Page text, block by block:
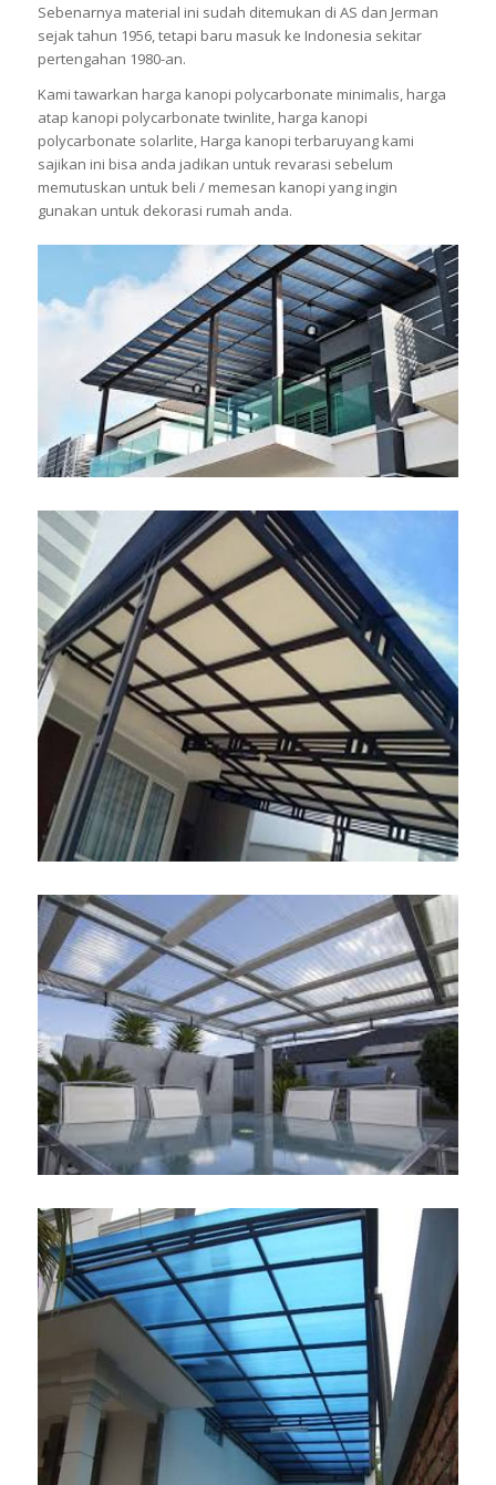
Sebenarnya material ini sudah ditemukan di AS dan Jerman
sejak tahun 1956, tetapi baru masuk ke Indonesia sekitar
pertengahan 1980-an.
Kami tawarkan harga kanopi polycarbonate minimalis, harga
atap kanopi polycarbonate twinlite, harga kanopi
polycarbonate solarlite, Harga kanopi terbaruyang kami
sajikan ini bisa anda jadikan untuk revarasi sebelum
memutuskan untuk beli / memesan kanopi yang ingin
gunakan untuk dekorasi rumah anda.